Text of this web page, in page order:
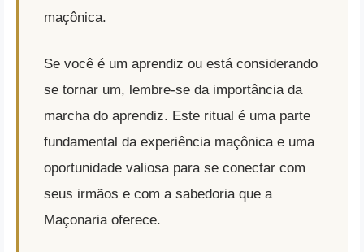
maçônica.
Se você é um aprendiz ou está considerando
se tornar um, lembre-se da importância da
marcha do aprendiz. Este ritual é uma parte
fundamental da experiência maçônica e uma
oportunidade valiosa para se conectar com
seus irmãos e com a sabedoria que a
Maçonaria oferece.